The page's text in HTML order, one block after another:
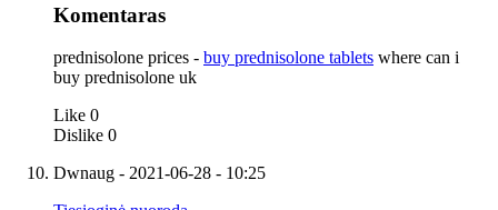
Komentaras
prednisolone prices - buy prednisolone tablets where can i
buy prednisolone uk
Like 0
Dislike 0
Dwnaug - 2021-06-28 - 10:25